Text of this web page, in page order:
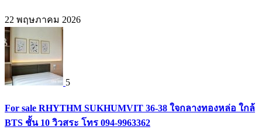
22 พฤษภาคม 2026
5
For sale RHYTHM SUKHUMVIT 36-38 ใจกลางทองหล่อ ใกล้
BTS ชั้น 10 วิวสระ โทร 094-9963362